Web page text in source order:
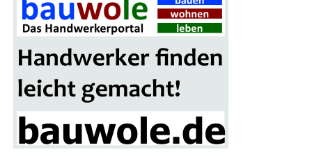
Grup­pen­fo­to vor der Brand­si­mu­la­ti­ons­an­la­ge in Leer:
Sascha Jöhnk („Brand­stif­ter“) von der Fir­ma Blaul & Sei­
fert GmbH aus Gan­der­ke­see , Land­rat Mat­thi­as Groo­te
sowie zwei Teil­neh­mer der Heiß­aus­bil­dung
Schutz­mon­tur und Atem­schutz.